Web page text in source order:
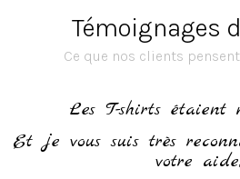
Témoignages
Ce que nos clients
Les T-shirts étaient
Et je vous suis très
votre aide,